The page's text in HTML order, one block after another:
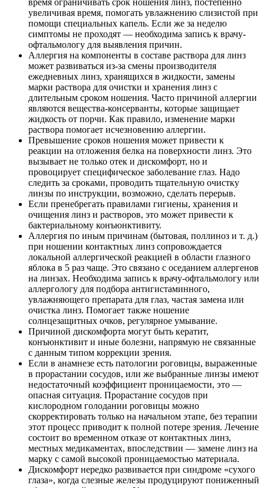
время ограничивать срок ношения линз, постепенно
увеличивая время, помогать увлажнению слизистой при
помощи специальных капель. Если же за неделю
симптомы не проходят — необходима запись к врачу-
офтальмологу для выявления причин.
Аллергия на компоненты в составе раствора для линз
может развиваться из-за смены производителя
ежедневных линз, хранящихся в жидкости, замены
марки раствора для очистки и хранения линз с
длительным сроком ношения. Часто причиной аллергии
являются вещества-консерванты, которые защищает
жидкость от порчи. Как правило, изменение марки
раствора помогает исчезновению аллергии.
Превышение сроков ношения может привести к
реакции на отложения белка на поверхности линз. Это
вызывает не только отек и дискомфорт, но и
провоцирует специфическое заболевание глаз. Надо
следить за сроками, проводить тщательную очистку
линзы по инструкции, возможно, сделать перерыв.
Если пренебрегать правилами гигиены, хранения и
очищения линз и растворов, это может привести к
бактериальному конъюнктивиту.
Аллергия по иным причинам (бытовая, поллиноз и т. д.)
при ношении контактных линз сопровождается
локальной аллергической реакцией в области глазного
яблока в 5 раз чаще. Это связано с оседанием аллергенов
на линзах. Необходима запись к врачу-офтальмологу​ или
аллергологу для подбора антигистаминного,
увлажняющего препарата для глаз, частая замена или
очистка линз. Помогает также ношение
солнцезащитных очков, регулярное умывание.
Причиной дискомфорта могут быть кератит,
конъюнктивит и иные болезни, напрямую не связанные
с данным типом коррекции зрения.
Если в анамнезе есть патологии роговицы, выраженные
в прорастании сосудов, или же выбранные линзы имеют
недостаточный коэффициент проницаемости, это —
опасная ситуация. Прорастание сосудов при
кислородном голодании роговицы можно
скорректировать только на начальном этапе, без терапии
этот процесс приводит к полной потере зрения. Лечение
состоит во временном отказе от контактных линз,
местных медикаментах, впоследствии — замене линз на
марку с самой высокой проницаемостью материала.
Дискомфорт нередко развивается при синдроме «сухого
глаза», когда слезные железы продуцируют пониженный